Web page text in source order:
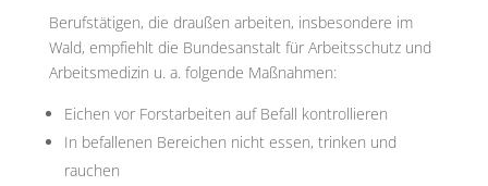
Berufstätigen, die draußen arbeiten, insbesondere im
Wald, empfiehlt die Bundesanstalt für Arbeitsschutz und
Arbeitsmedizin u. a. folgende Maßnahmen:
Eichen vor Forstarbeiten auf Befall kontrollieren
In befallenen Bereichen nicht essen, trinken und
rauchen